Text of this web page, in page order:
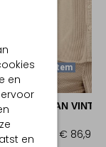
en
en
Laatste Item
-40%
AMERICAN
€ 144,99
€ 86,99